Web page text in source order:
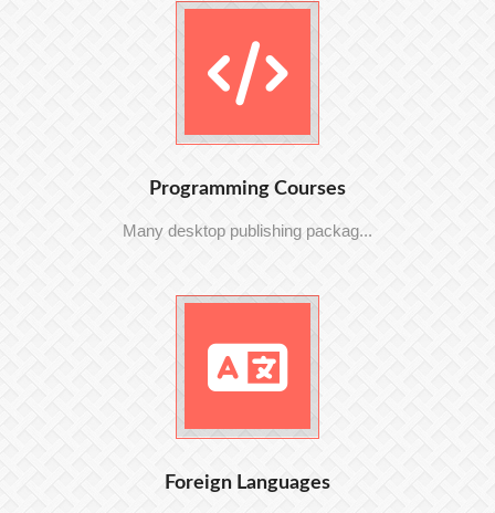
Programming Courses
Many desktop publishing packag...
Foreign Languages